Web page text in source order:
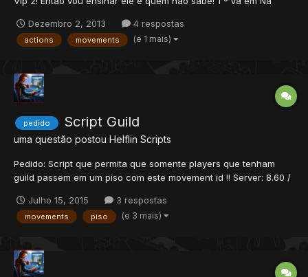
arquivo.lua com nome de tpsvip, ou copie qualquer arquivo e
coloque o nome de tpsvip! Cole isso dentro do arqu...
Dezembro 2, 2013 4 respostas
actions movements (e 1 mais)
pedido Script Guild
uma questão postou Helflin Scripts
Pedido: Script que permita que somente players que tenham
guild passem em um piso com este movement id !! Server: 8.60 /
Julho 15, 2015
3 respostas
movements piso (e 3 mais)